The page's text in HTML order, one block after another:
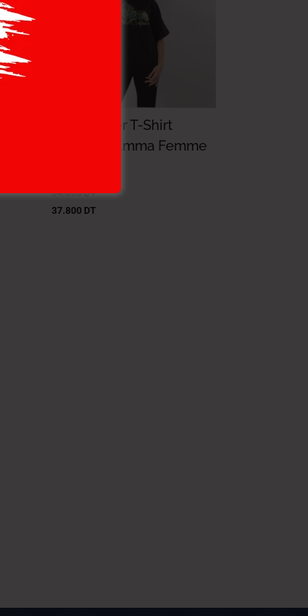
Lee Cooper T-Shirt
Maille-18 Emma Femme
54.000DT
37.800 DT